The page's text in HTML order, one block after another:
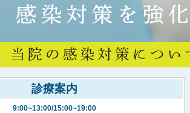
診療案内
9:00~13:00/15:00~19:00